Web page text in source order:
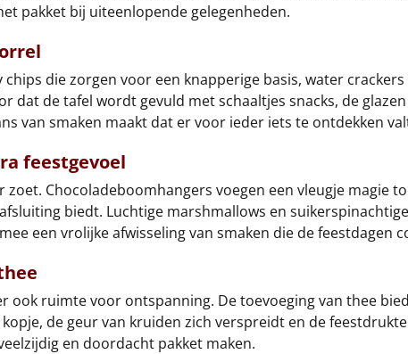
pakket bij uiteenlopende gelegenheden.
die zorgen voor een knapperige basis, water
dat de tafel wordt gevuld met schaaltjes snacks, de
van smaken maakt dat er voor ieder iets te ontdekken
feestgevoel
zoet. Chocoladeboomhangers voegen een vleugje
biedt. Luchtige marshmallows en
een vrolijke afwisseling van smaken die de feestdagen
ook ruimte voor ontspanning. De toevoeging van thee
de geur van kruiden zich verspreidt en de
en doordacht pakket maken.